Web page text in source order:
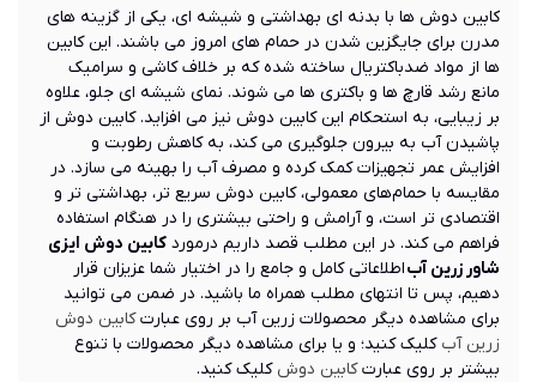
کابین دوش ها با بدنه ای بهداشتی و شیشه ای، یکی از گزینه های
مدرن برای جایگزین شدن در حمام های امروز می باشند. این کابین
ها از مواد ضدباکتریال ساخته شده که بر خلاف کاشی و سرامیک
مانع رشد قارچ ها و باکتری ها می شوند. نمای شیشه ای جلو، علاوه
بر زیبایی، به استحکام این کابین دوش نیز می افزاید. کابین دوش از
پاشیدن آب به بیرون جلوگیری می کند، به کاهش رطوبت و
افزایش عمر تجهیزات کمک کرده و مصرف آب را بهینه می سازد. در
مقایسه با حمام‌های معمولی، کابین دوش سریع تر، بهداشتی تر و
اقتصادی تر است، و آرامش و راحتی بیشتری را در هنگام استفاده
فراهم می کند. در این مطلب قصد داریم درمورد کابین دوش ایزی
شاور زرین آباطلاعاتی کامل و جامع را در اختیار شما عزیزان قرار
دهیم، پس تا انتهای مطلب همراه ما باشید. در ضمن می توانید
برای مشاهده دیگر محصولات زرین آب بر روی عبارتکابین دوش
زرین آب کلیک کنید؛ و یا برای مشاهده دیگر محصولات با تنوع
بیشتر بر روی عبارتکابین دوش کلیک کنید.